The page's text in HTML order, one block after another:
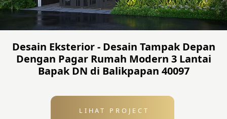
Desain Eksterior - Desain Tampak Depan
Dengan Pagar Rumah Modern 3 Lantai
Bapak DN di Balikpapan 40097
LIHAT PROJECT